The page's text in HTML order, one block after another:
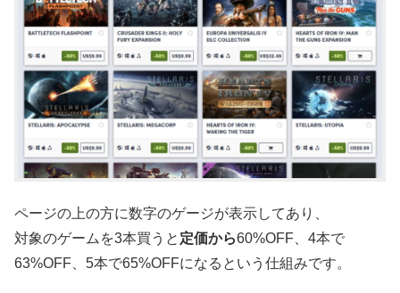
ページの上の方に数字のゲージが表示してあり、
対象のゲームを3本買うと 定価から60%OFF、4本で
63%OFF、5本で65%OFFになるという仕組みです。